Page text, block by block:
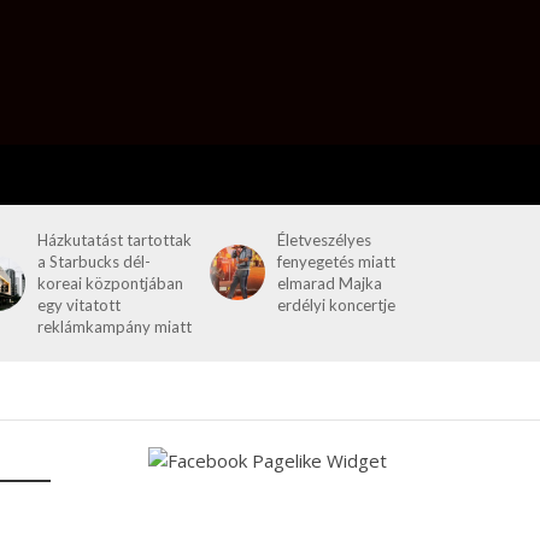
Házkutatást tartottak
a Starbucks dél-
koreai központjában
egy vitatott
reklámkampány miatt
Életveszélyes
fenyegetés miatt
elmarad Majka
erdélyi koncertje